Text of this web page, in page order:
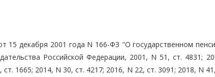
15 декабря 2001 года N 166-ФЗ "О государственном
Российской Федерации, 2001, N 51, ст. 4831;
1665; 2014, N 30, ст. 4217; 2016, N 22, ст. 3091; 2018, N